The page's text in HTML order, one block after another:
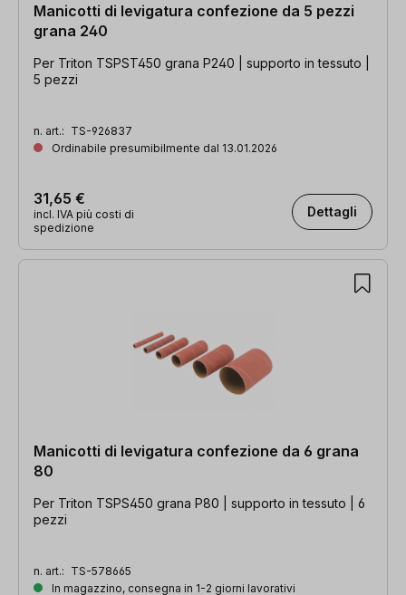
Manicotti di levigatura confezione da 5 pezzi
grana 240
Per Triton TSPST450 grana P240 | supporto in tessuto |
5 pezzi
n. art.: TS-926837
Ordinabile presumibilmente dal 13.01.2026
31,65 €
incl. IVA più costi di
spedizione
Dettagli
Manicotti di levigatura confezione da 6 grana
80
Per Triton TSPS450 grana P80 | supporto in tessuto | 6
pezzi
n. art.: TS-578665
In magazzino, consegna in 1-2 giorni lavorativi